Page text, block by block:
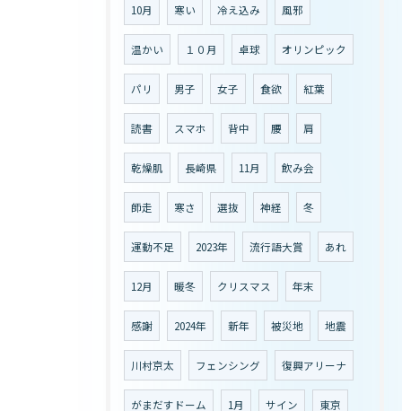
10月 寒い 冷え込み 風邪
温かい １０月 卓球 オリンピック
パリ 男子 女子 食欲 紅葉
読書 スマホ 背中 腰 肩
乾燥肌 長崎県 11月 飲み会
師走 寒さ 選抜 神経 冬
運動不足 2023年 流行語大賞 あれ
12月 暖冬 クリスマス 年末
感謝 2024年 新年 被災地 地震
川村京太 フェンシング 復興アリーナ
がまだすドーム 1月 サイン 東京